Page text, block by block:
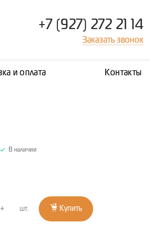
+7 (927) 272 21 14
Заказать звонок
и оплата Контакты
В наличии
+ шт. Купить